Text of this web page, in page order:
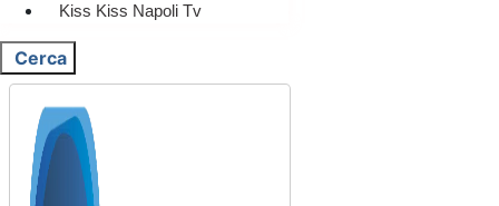
Kiss Kiss Napoli Tv
Cerca